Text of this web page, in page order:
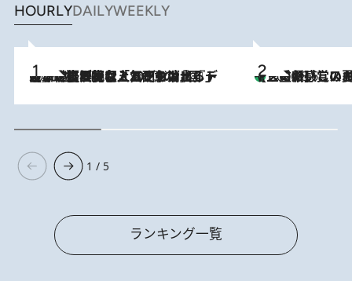
HOURLYDAILYWEEKLY
2026.8.5
【なぜ吉沢亮は「気配を消せる」のか？】興行収入208億の『国宝』を経て挑むミュージカル『ディア・エヴァン・ハンセン』。トップ俳優が舞台上でさらけ出した“孤独”とは 2026.8.6
【三重県】この夏絶対食べたい 冷やしておいしいおやつ3選 お餅×
1 / 5
ランキング一覧